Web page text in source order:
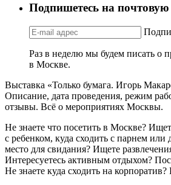
Подпишетесь на
Раз в неделю мы будем писать о
в Москве.
Выставка «Только бумага. Игорь
Описание, дата проведения, режим
отзывы. Всё о мероприятиях Москвы.
Не знаете что посетить в Москве?
с ребенком, куда сходить с парнем
место для свидания? Ищете
Интересуетесь активным отдыхом?
Не знаете куда сходить на